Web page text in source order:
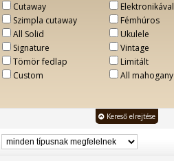
Cutaway
Szimpla cutaway
All Solid
Signature
Tömör fedlap
Custom
Elektronikával
Fémhúros
Ukulele
Vintage
Limitált
All mahogany
Kereső elrejtése